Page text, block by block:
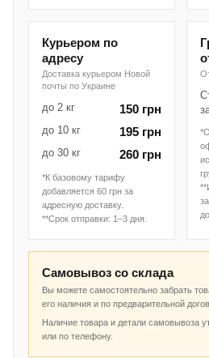
Курьером по
адресу
Доставка курьером Новой
почты по Украине
до 2 кг 150 грн
до 10 кг 195 грн
до 30 кг 260 грн
*К базовому тарифу
добавляется 60 грн за
адресную доставку.
**Срок отправки: 1–3 дня.
Самовывоз со склада
Вы можете самостоятельно забрать
его наличия и по предварительной
Наличие товара и детали самовывоза
или по телефону.